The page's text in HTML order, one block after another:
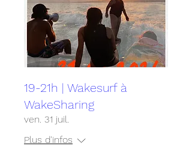
19-21h | Wakesurf à
WakeSharing
ven. 31 juil.
Plus d'infos